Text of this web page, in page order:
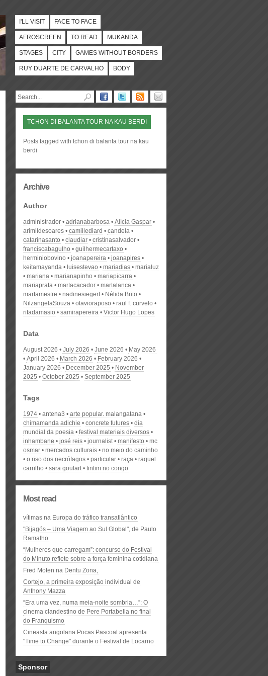
I'LL VISIT FACE TO FACE
AFROSCREEN TO READ MUKANDA
STAGES CITY GAMES WITHOUT BORDERS
RUY DUARTE DE CARVALHO BODY
TCHON DI BALANTA TOUR NA KAU BERDI
Posts tagged with tchon di balanta tour na kau
berdi
Archive
Author
administrador adrianabarbosa
Alícia Gaspar
arimildesoares
camillediard
candela
catarinasanto
claudiar
cristinasalvador
franciscabagulho
guilhermecartaxo
herminiobovino
joanapereira
joanapires
keitamayanda
luisestevao mariadias
marialuz
mariana
marianapinho
mariapicarra
mariaprata
martacacador
martalanca
martamestre
nadinesiegert
Nélida Brito
NilzangelaSouza
otavioraposo
raul f. curvelo
ritadamasio
samirapereira Victor Hugo Lopes
Data
August 2026 July 2026 June 2026
May 2026
April 2026
March 2026
February 2026
January 2026
December 2025
November
2025
October 2025 September 2025
Tags
1974 antena3
arte popular. malangatana
chimamanda adichie
concrete futures
dia
mundial da poesia
festival materiais diversos
inhambane
josé reis journalist manifesto
mc
osmar
mercados culturais
no meio do caminho
o riso dos necrófagos
particular raça
raquel
carrilho
sara goulart tintim no congo
Most read
vítimas na Europa do tráfico transatlântico
"Bijagós – Uma Viagem ao Sul Global", de Paulo
Ramalho
“Mulheres que carregam”: concurso do Festival
do Minuto reflete sobre a força feminina cotidiana
Fred Moten na Dentu Zona,
Cortejo, a primeira exposição individual de
Anthony Mazza
“Era uma vez, numa meia-noite sombria…”: O
cinema clandestino de Pere Portabella no final
do Franquismo
Cineasta angolana Pocas Pascoal apresenta
"Time to Change" durante o Festival de Locarno
Sponsor